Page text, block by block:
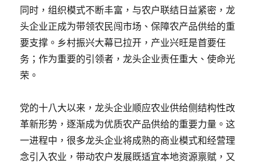
同时，组织模式不断丰富，与农户联结日益紧密，龙
头企业正成为带领农民闯市场、保障农产品供给的重
要支撑。乡村振兴大幕已拉开，产业兴旺是首要任
务；作为重要的引领者，龙头企业责任重大、使命光
荣。
党的十八大以来，龙头企业顺应农业供给侧结构性改
革新形势，逐渐成为优质农产品供给的重要力量。这
一进程中，很多龙头企业将成熟的商业模式和经营理
念引入农业，带动农户发展既适宜本地资源禀赋，又